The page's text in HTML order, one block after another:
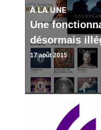
À LA UNE
Une
désormais
17 août 2015